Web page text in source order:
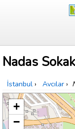
Nadas
İstanbul › Avcılar ›
+
−